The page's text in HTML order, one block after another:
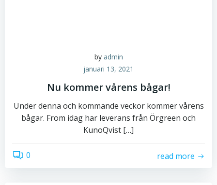
by admin
januari 13, 2021
Nu kommer vårens bågar!
Under denna och kommande veckor kommer vårens
bågar. From idag har leverans från Örgreen och
KunoQvist […]
0 read more